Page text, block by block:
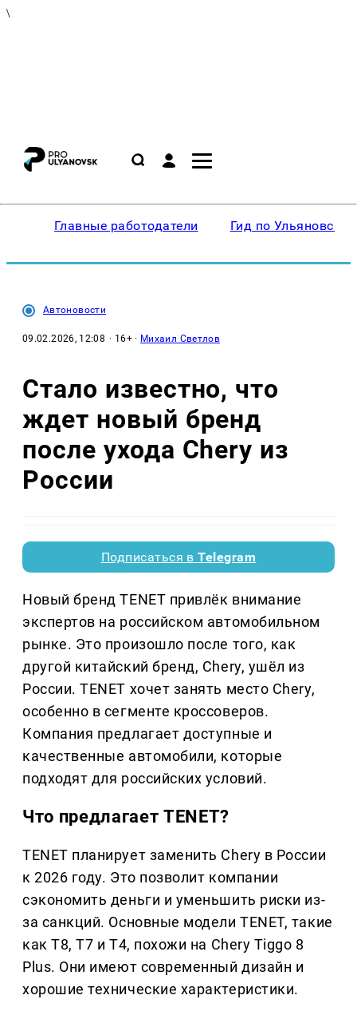
\
Главные работодатели Гид по Ульяновску
Автоновости
09.02.2026, 12:08 · 16+ · Михаил Светлов
Стало известно, что
ждет новый бренд
после ухода Chery из
России
Подписаться вTelegram
Новый бренд TENET привлёк внимание
экспертов на российском автомобильном
рынке. Это произошло после того, как
другой китайский бренд, Chery, ушёл из
России. TENET хочет занять место Chery,
особенно в сегменте кроссоверов.
Компания предлагает доступные и
качественные автомобили, которые
подходят для российских условий.
Что предлагает TENET?
TENET планирует заменить Chery в России
к 2026 году. Это позволит компании
сэкономить деньги и уменьшить риски из-
за санкций. Основные модели TENET, такие
как T8, T7 и T4, похожи на Chery Tiggo 8
Plus. Они имеют современный дизайн и
хорошие технические характеристики.